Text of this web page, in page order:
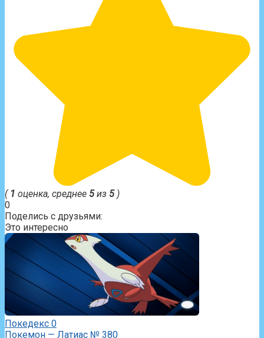
( 1 оценка, среднее 5из 5)
0
Поделись с друзьями:
Это интересно
Покедекс 0
Покемон — Латиас № 380